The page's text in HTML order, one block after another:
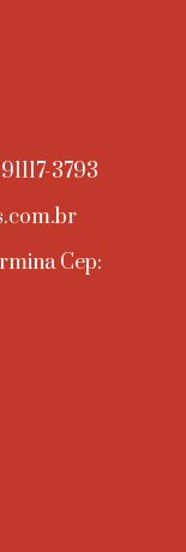
3793
Cep: